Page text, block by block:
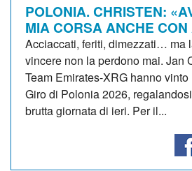
POLONIA. CHRISTEN:
MIA CORSA ANCHE
Acciaccati, feriti, dimezzati… ma
vincere non la perdono mai. Jan
Team Emirates-XRG hanno
Giro di Polonia 2026,
brutta giornata di ieri. Per il...